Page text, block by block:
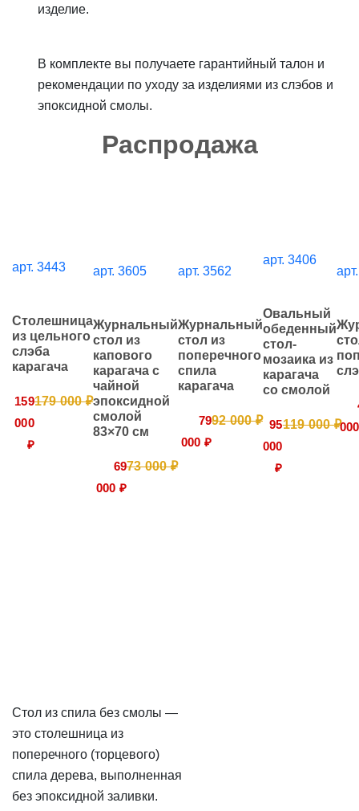
изделие.
В комплекте вы получаете гарантийный талон и
рекомендации по уходу за изделиями из слэбов и
эпоксидной смолы.
Распродажа
арт. 3443
Столешница
из цельного
слэба
карагача
179 000 ₽
159
000
₽
арт. 3605
Журнальный
стол из
капового
карагача с
чайной
эпоксидной
смолой
83×70 см
73 000 ₽
69
000 ₽
арт. 3562
Журнальный
стол из
поперечного
спила
карагача
92 000 ₽
79
000 ₽
арт. 3406
Овальный
обеденный
стол-
мозаика из
карагача
со смолой
119 000 ₽
95
000
₽
Стол из спила без смолы —
это столешница из
поперечного (торцевого)
спила дерева, выполненная
без эпоксидной заливки.